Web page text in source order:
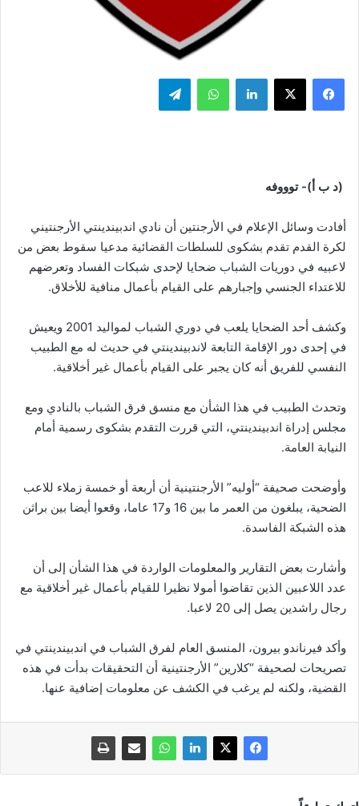
فيسبوك ‫X لينكدإن واتساب تيلقرام
(د ب أ)- توووفه
أفادت وسائل الإعلام في الأرجنتين أن نادي اندبيندينتي الأرجنتيني
لكرة القدم تقدم بشكوى للسلطات القضائية مدعيا سقوط بعض من
لاعبيه في دوريات الشباب ضحايا لإحدى شبكات الفساد وتعرضهم
للاعتداء الجنسي وإجبارهم على القيام بأعمال منافية للأخلاق.
وكشف أحد الضحايا يلعب في دوري الشباب لمواليد 2001 ويعيش
في إحدى دور الإقامة التابعة لاندبيندينتي في حديث له مع الطبيب
النفسي للفريق أنه كان يجبر على القيام بأعمال غير أخلاقية.
وتحدث الطبيب في هذا الشأن مع منسق فرق الشباب بالنادي ومع
مجلس إدراة اندبيندينتي، التي قررت التقدم بشكوى رسمية أمام
النيابة العامة.
وأوضحت صحيفة “أوليه” الأرجنتينية أن أربعة أو خمسة زملاء للاعب
الضحية، يبلغون من العمر ما بين 16 و17 عاما، وقعوا أيضا بين براثن
هذه الشبكة الفاسدة.
وأشارت بعض التقارير والمعلومات الواردة في هذا الشأن إلى أن
عدد اللاعبين الذين تقاضوا أمولا نظيرا للقيام بأعمال غير أخلاقية مع
رجال راشدين يصل إلى 20 لاعبا.
وأكد فيرناندو بيرون، المنسق العام لفرق الشباب في اندبيندينتي في
تصريحات لصحيفة “كلارين” الأرجنتينية أن التحقيقات بدأت في هذه
القضية، ولكنه لم يرغب في الكشف عن معلومات إضافية عنها.